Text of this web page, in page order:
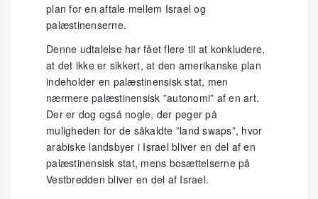
plan for en aftale mellem Israel og
palæstinenserne.
Denne udtalelse har fået flere til at konkludere,
at det ikke er sikkert, at den amerikanske plan
indeholder en palæstinensisk stat, men
nærmere palæstinensisk ”autonomi” af en art.
Der er dog også nogle, der peger på
muligheden for de såkaldte ”land swaps”, hvor
arabiske landsbyer i Israel bliver en del af en
palæstinensisk stat, mens bosættelserne på
Vestbredden bliver en del af Israel.